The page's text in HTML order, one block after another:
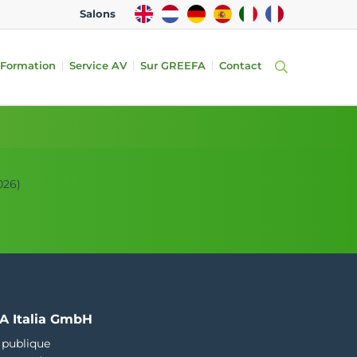
Salons
EN NL DE ES IT FR
Formation Service AV Sur GREEFA Contact
Italia GmbH
publique